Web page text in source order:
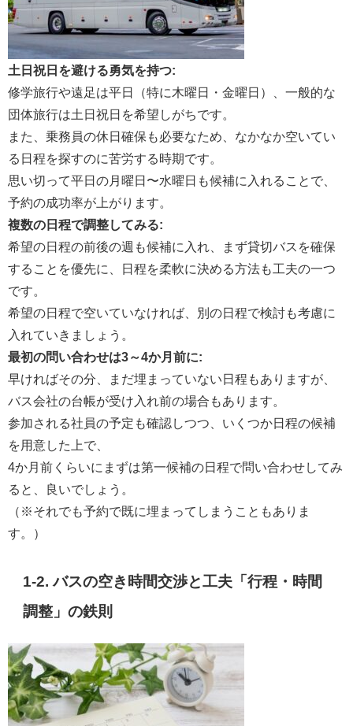
土日祝日を避ける勇気を持つ:
修学旅行や遠足は平日（特に木曜日・金曜日）、一般的な
団体旅行は土日祝日を希望しがちです。
また、乗務員の休日確保も必要なため、なかなか空いてい
る日程を探すのに苦労する時期です。
思い切って平日の月曜日〜水曜日も候補に入れることで、
予約の成功率が上がります。
複数の日程で調整してみる:
希望の日程の前後の週も候補に入れ、まず貸切バスを確保
することを優先に、日程を柔軟に決める方法も工夫の一つ
です。
希望の日程で空いていなければ、別の日程で検討も考慮に
入れていきましょう。
最初の問い合わせは3～4か月前に:
早ければその分、まだ埋まっていない日程もありますが、
バス会社の台帳が受け入れ前の場合もあります。
参加される社員の予定も確認しつつ、いくつか日程の候補
を用意した上で、
4か月前くらいにまずは第一候補の日程で問い合わせしてみ
ると、良いでしょう。
（※それでも予約で既に埋まってしまうこともありま
す。）
1-2. バスの空き時間交渉と工夫「行程・時間
調整」の鉄則